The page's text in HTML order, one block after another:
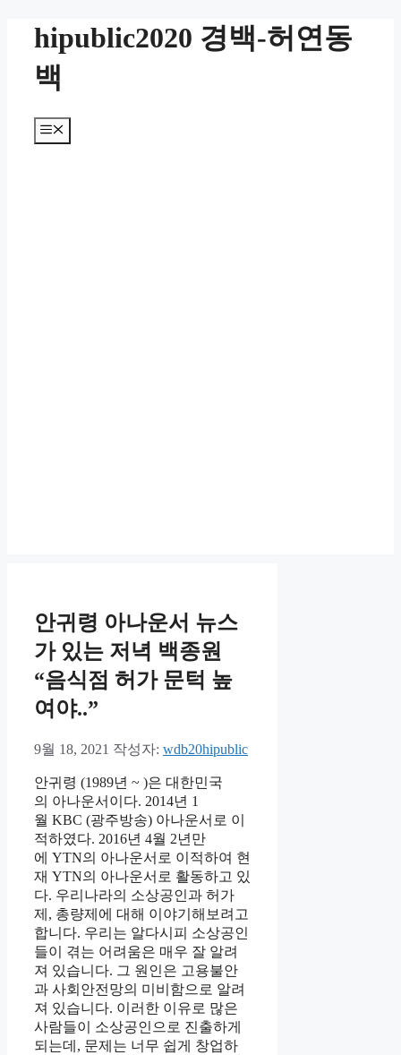
hipublic2020 경백-허연동
백
메
뉴
안귀령 아나운서 뉴스
가 있는 저녁 백종원
“음식점 허가 문턱 높
여야..”
9월 18, 2021 작성자: wdb20hipublic
안귀령 (1989년 ~ )은 대한민국
의 아나운서이다. 2014년 1
월 KBC (광주방송) 아나운서로 이
적하였다. 2016년 4월 2년만
에 YTN의 아나운서로 이적하여 현
재 YTN의 아나운서로 활동하고 있
다. 우리나라의 소상공인과 허가
제, 총량제에 대해 이야기해보려고
합니다. 우리는 알다시피 소상공인
들이 겪는 어려움은 매우 잘 알려
져 있습니다. 그 원인은 고용불안
과 사회안전망의 미비함으로 알려
져 있습니다. 이러한 이유로 많은
사람들이 소상공인으로 진출하게
되는데, 문제는 너무 쉽게 창업하